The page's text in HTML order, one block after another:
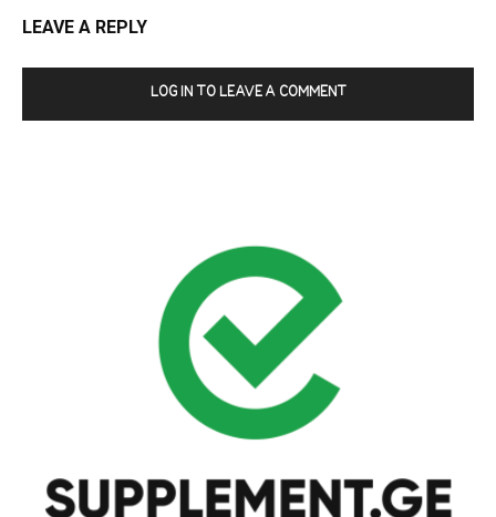
LEAVE A REPLY
LOG IN TO LEAVE A COMMENT